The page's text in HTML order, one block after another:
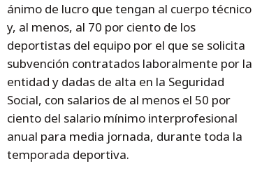
ánimo de lucro que tengan al cuerpo técnico
y, al menos, al 70 por ciento de los
deportistas del equipo por el que se solicita
subvención contratados laboralmente por la
entidad y dadas de alta en la Seguridad
Social, con salarios de al menos el 50 por
ciento del salario mínimo interprofesional
anual para media jornada, durante toda la
temporada deportiva.